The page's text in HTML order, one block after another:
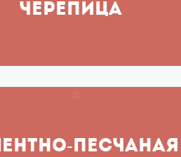
ЧЕРЕПИЦА
ПЕСЧАНАЯ